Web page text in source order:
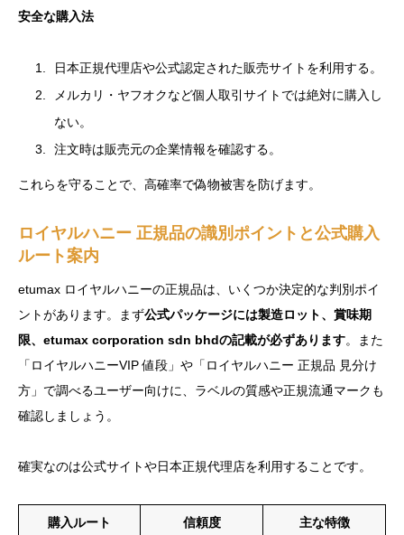
安全な購入法
日本正規代理店や公式認定された販売サイトを利用する。
メルカリ・ヤフオクなど個人取引サイトでは絶対に購入し
ない。
注文時は販売元の企業情報を確認する。
これらを守ることで、高確率で偽物被害を防げます。
ロイヤルハニー 正規品の識別ポイントと公式購入
ルート案内
etumax ロイヤルハニーの正規品は、いくつか決定的な判別ポイ
ントがあります。まず公式パッケージには製造ロット、賞味期
限、etumax corporation sdn bhdの記載が必ずあります。また
「ロイヤルハニーVIP 値段」や「ロイヤルハニー 正規品 見分け
方」で調べるユーザー向けに、ラベルの質感や正規流通マークも
確認しましょう。
確実なのは公式サイトや日本正規代理店を利用することです。
購入ルート 信頼度 主な特徴